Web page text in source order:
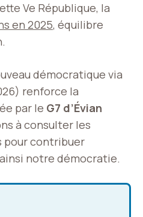
Ve République, la
en 2025, équilibre
démocratique via
renforce la
par le G7 d’Évian
à consulter les
pour contribuer
notre démocratie.